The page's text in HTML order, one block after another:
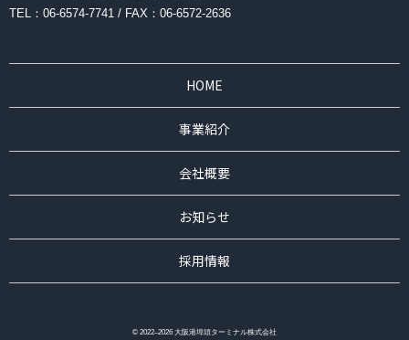
TEL：06-6574-7741 / FAX：06-6572-2636
HOME
事業紹介
会社概要
お知らせ
採用情報
© 2022–2026 ⼤阪港埠頭ターミナル株式会社